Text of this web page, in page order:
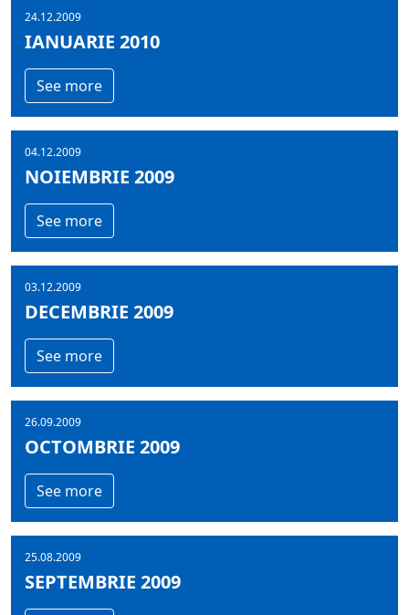
24.12.2009
IANUARIE 2010
See more
04.12.2009
NOIEMBRIE 2009
See more
03.12.2009
DECEMBRIE 2009
See more
26.09.2009
OCTOMBRIE 2009
See more
25.08.2009
SEPTEMBRIE 2009